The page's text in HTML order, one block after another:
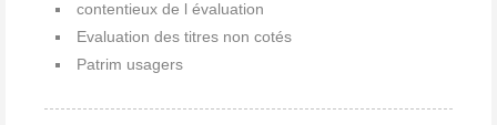
contentieux de l évaluation
Evaluation des titres non cotés
Patrim usagers